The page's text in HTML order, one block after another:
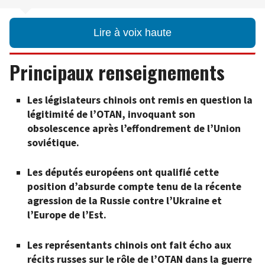
Lire à voix haute
Principaux renseignements
Les législateurs chinois ont remis en question la
légitimité de l’OTAN, invoquant son
obsolescence après l’effondrement de l’Union
soviétique.
Les députés européens ont qualifié cette
position d’absurde compte tenu de la récente
agression de la Russie contre l’Ukraine et
l’Europe de l’Est.
Les représentants chinois ont fait écho aux
récits russes sur le rôle de l’OTAN dans la guerre